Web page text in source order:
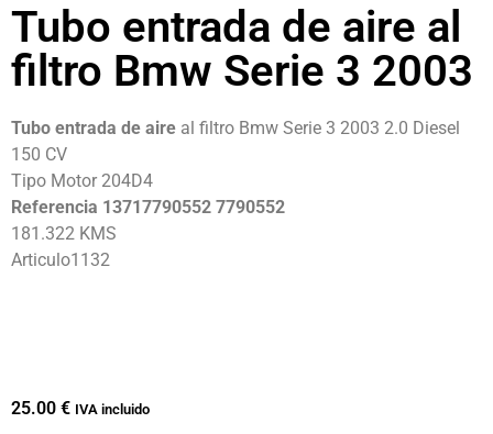
Tubo entrada de aire al
filtro Bmw Serie 3 2003
Tubo entrada de aire al filtro Bmw Serie 3 2003 2.0 Diesel
150 CV
Tipo Motor 204D4
Referencia 13717790552 7790552
181.322 KMS
Articulo1132
25.00 € IVA incluido